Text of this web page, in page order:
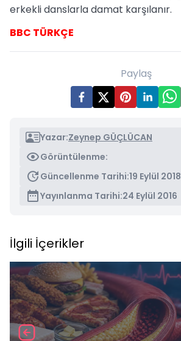
erkekli danslarla damat karşılanır.
BBC TÜRKÇE
Paylaş
Yazar:Zeynep GÜÇLÜCAN
Görüntülenme:
Güncellenme Tarihi:19 Eylül 2018
Yayınlanma Tarihi:24 Eylül 2016
İlgili İçerikler